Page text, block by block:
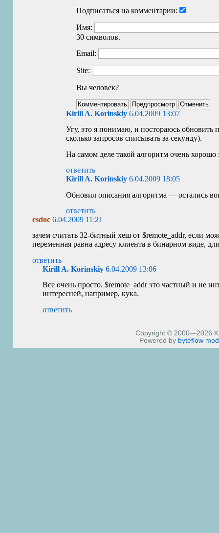
Подписаться на комментарии:
Имя:
30 символов.
Email:
Site:
Вы человек?
Kirill A. Korinskiy 6.04.2009 13:07
Угу, это я понимаю, и постораюсь обновить
сколько запросов списывать за секунду).
На самом деле такой алгоритм очень
ответить
Kirill A. Korinskiy 6.04.2009 18:05
Обновил описания алгоритма — остались
ответить
csdoc6.04.2009 11:21
зачем считать 32-битный хеш от $remote_addr, если
переменная равна адресу клиента в бинарном виде,
ответить
Kirill A. Korinskiy 6.04.2009 13:06
Все очень просто. $remote_addr это частный и не
интересней, например, кука.
ответить
Copyright © 2000—2026
Powered by byteflow